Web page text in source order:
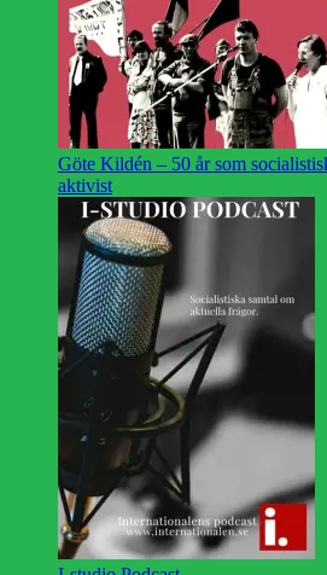
Göte Kildén – 50 år som
aktivist